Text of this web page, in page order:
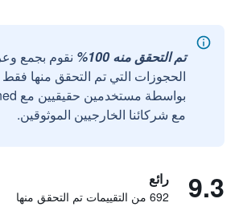
تم التحقق منه 100%
نقوم بجمع
الحجوزات التي تم التحقق منها فقط
مع شركائنا الخارجيين الموثوقين.
9.3 رائع
692 من التقييمات تم التحقق منها